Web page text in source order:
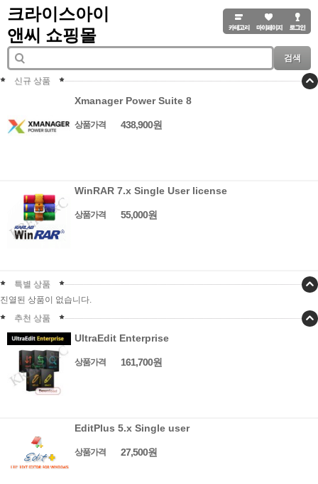
크라이스아이
앤씨 쇼핑몰
검색
신규 상품
Xmanager Power Suite 8
상품가격 438,900원
WinRAR 7.x Single User license
상품가격 55,000원
특별 상품
진열된 상품이 없습니다.
추천 상품
UltraEdit Enterprise
상품가격 161,700원
EditPlus 5.x Single user
상품가격 27,500원